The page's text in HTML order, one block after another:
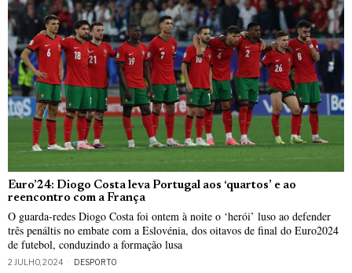
Euro’24: Diogo Costa leva Portugal aos ‘quartos’ e ao
reencontro com a França
O guarda-redes Diogo Costa foi ontem à noite o ‘herói’ luso ao defender
três penáltis no embate com a Eslovénia, dos oitavos de final do Euro2024
de futebol, conduzindo a formação lusa
2 JULHO, 2024 DESPORTO